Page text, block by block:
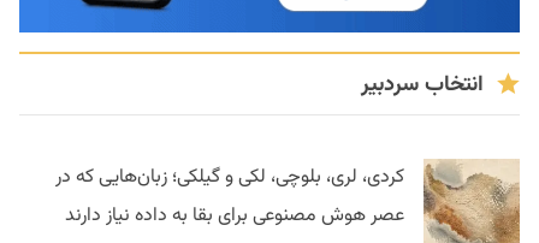
انتخاب سردبیر
کردی، لری، بلوچی، لکی و گیلکی؛ زبان‌هایی که در
عصر هوش مصنوعی برای بقا به داده نیاز دارند